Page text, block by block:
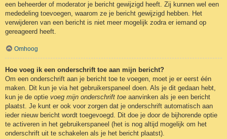
een beheerder of moderator je bericht gewijzigd heeft. Zij kunnen wel een
mededeling toevoegen, waarom ze je bericht gewijzigd hebben. Het
verwijderen van een bericht is niet meer mogelijk zodra er iemand op
gereageerd heeft.
Omhoog
Hoe voeg ik een onderschrift toe aan mijn bericht?
Om een onderschrift aan je bericht toe te voegen, moet je er eerst één
maken. Dit kun je via het gebruikerspaneel doen. Als je dit gedaan hebt,
kun je de optie voeg mijn onderschrift toe aanvinken als je een bericht
plaatst. Je kunt er ook voor zorgen dat je onderschrift automatisch aan
ieder nieuw bericht wordt toegevoegd. Dit doe je door de bijhorende optie
te activeren in het gebruikerspaneel (het is nog altijd mogelijk om het
onderschrift uit te schakelen als je het bericht plaatst).